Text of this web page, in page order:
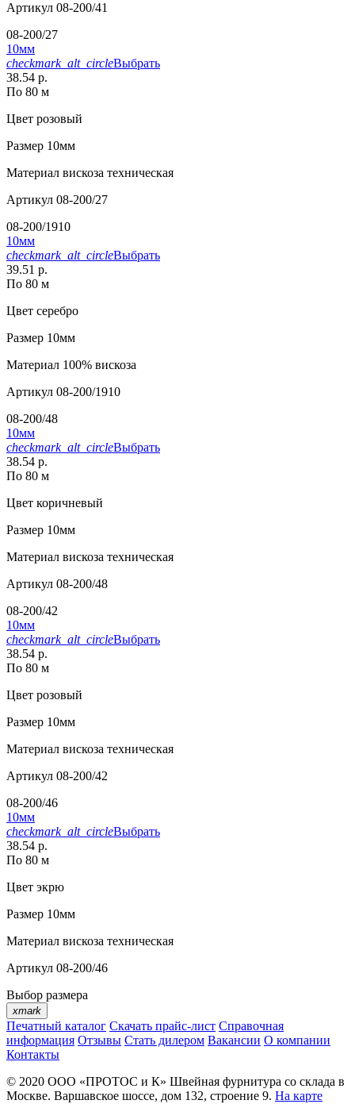
Артикул 08-200/41
08-200/27
10мм
checkmark_alt_circleВыбрать
38.54 р.
По 80 м
Цвет розовый
Размер 10мм
Материал вискоза техническая
Артикул 08-200/27
08-200/1910
10мм
checkmark_alt_circleВыбрать
39.51 р.
По 80 м
Цвет серебро
Размер 10мм
Материал 100% вискоза
Артикул 08-200/1910
08-200/48
10мм
checkmark_alt_circleВыбрать
38.54 р.
По 80 м
Цвет коричневый
Размер 10мм
Материал вискоза техническая
Артикул 08-200/48
08-200/42
10мм
checkmark_alt_circleВыбрать
38.54 р.
По 80 м
Цвет розовый
Размер 10мм
Материал вискоза техническая
Артикул 08-200/42
08-200/46
10мм
checkmark_alt_circleВыбрать
38.54 р.
По 80 м
Цвет экрю
Размер 10мм
Материал вискоза техническая
Артикул 08-200/46
Выбор размера
xmark
Печатный каталог Скачать прайс-лист Справочная
информация Отзывы Стать дилером Вакансии О компании
Контакты
© 2020 ООО «ПРОТОС и К» Швейная фурнитура со склада в
Москве. Варшавское шоссе, дом 132, строение 9. На карте